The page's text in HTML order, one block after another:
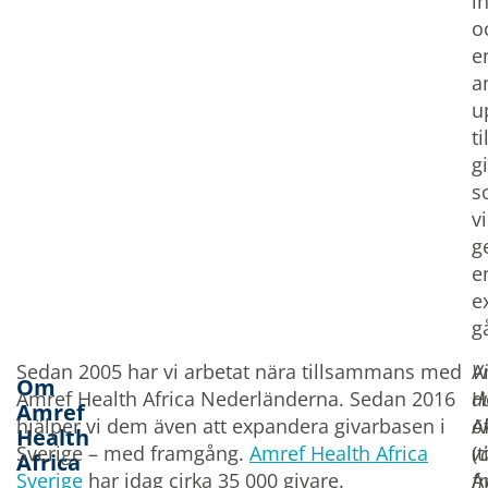
Om
Amref
Health
Africa
Sedan 2005 har vi arbetat nära tillsammans med
Amref Health Africa Nederländerna. Sedan 2016
hjälper vi dem även att expandera givarbasen i
Sverige – med framgång. Amref Health Africa
Sverige har idag cirka 35 000 givare.